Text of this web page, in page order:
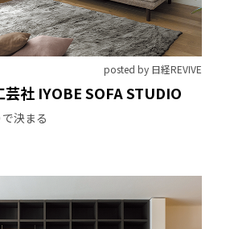
posted by 日経REVIVE
社 IYOBE SOFA STUDIO
決まる